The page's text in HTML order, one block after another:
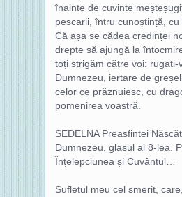
înainte de cuvinte
pescarii, întru cunoștință, cu
Că așa se cădea credinței
drepte să ajungă la
toți strigăm către voi: rugați-
Dumnezeu, iertare de
celor ce prăznuiesc, cu
pomenirea voastră.
SEDELNA Preasfintei
Dumnezeu, glasul al 8-lea.
Înțelepciunea și Cuvântul…
Sufletul meu cel smerit,